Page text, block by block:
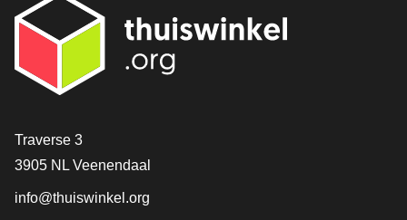
[_General:Contact]
Traverse 3
3905 NL Veenendaal
info@thuiswinkel.org